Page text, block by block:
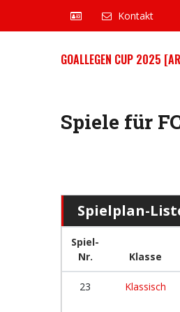
Kontakt
GOALLEGEN CUP 2025
Spiele für
Spielplan-
Spiel-
Nr.
Klasse
23 Klassisch